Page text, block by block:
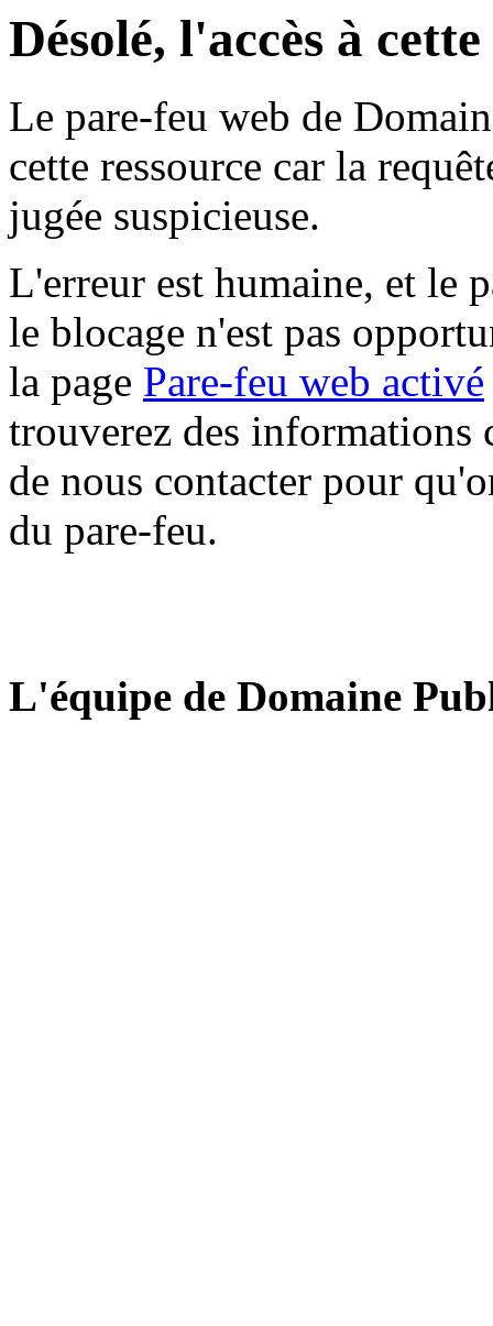
Désolé, l'accès à
Le pare-feu web de
cette ressource car la
jugée suspicieuse.
L'erreur est humaine, et le
le blocage n'est pas
la page Pare-feu web activé
trouverez des informations
de nous contacter pour
du pare-feu.
L'équipe de Domaine